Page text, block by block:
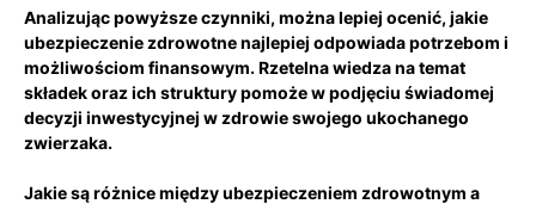
Analizując powyższe czynniki, można lepiej ocenić, jakie
ubezpieczenie zdrowotne najlepiej odpowiada potrzebom‍ i
możliwościom finansowym. Rzetelna wiedza na temat
składek ⁤oraz‌ ich struktury ⁢pomoże w ‍podjęciu świadomej
decyzji inwestycyjnej w zdrowie ⁤swojego ukochanego
zwierzaka.
Jakie są ⁤różnice między ubezpieczeniem zdrowotnym a